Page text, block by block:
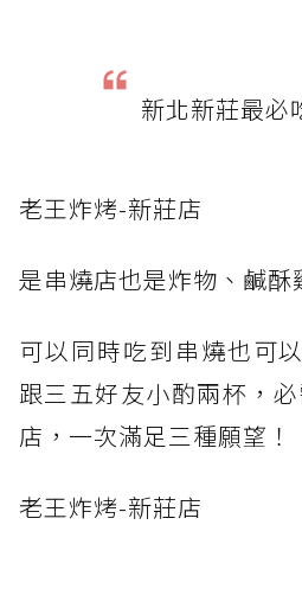
新北新莊最必
老王炸烤-新莊店
是串燒店也是炸物、鹹酥
可以同時吃到串燒也可
跟三五好友小酌兩杯，
店，一次滿足三種願望！
老王炸烤-新莊店